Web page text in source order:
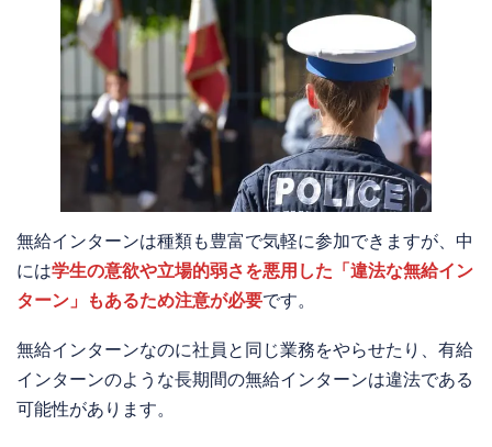
無給インターンは種類も豊富で気軽に参加できますが、中
には学生の意欲や立場的弱さを悪用した「違法な無給イン
ターン」もあるため注意が必要です。
無給インターンなのに社員と同じ業務をやらせたり、有給
インターンのような長期間の無給インターンは違法である
可能性があります。